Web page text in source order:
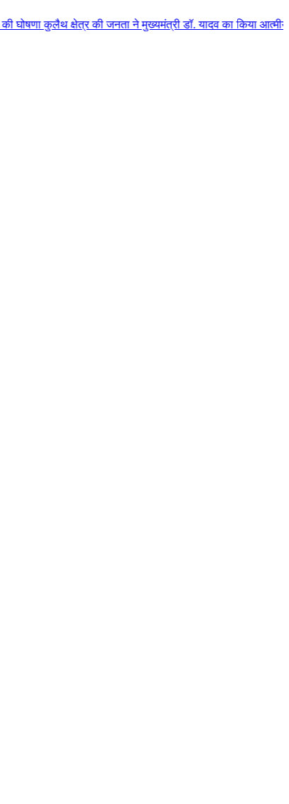
की जनता ने मुख्यमंत्री डॉ. यादव का किया आत्मीय स्वागत|हर